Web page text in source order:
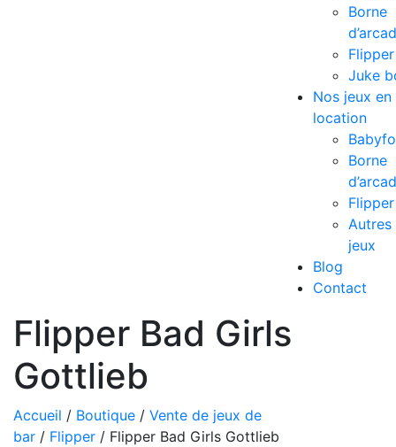
Borne
Flipper
Juke
Nos jeux en
location
Borne
Flipper
Autres
jeux
Blog
Contact
Flipper Bad Girls
Gottlieb
Accueil / Boutique / Vente de jeux de
bar / Flipper / Flipper Bad Girls Gottlieb